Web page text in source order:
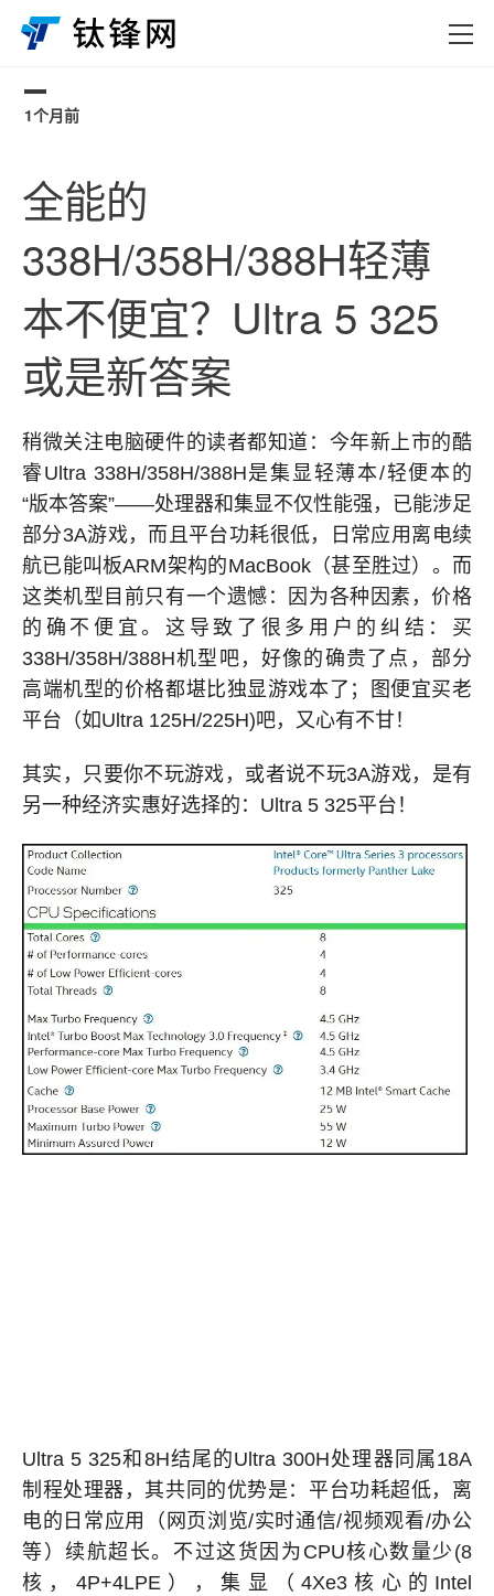
1个月前
全能的
338H/358H/388H轻薄
本不便宜？Ultra 5 325
或是新答案
稍微关注电脑硬件的读者都知道：今年新上市的酷
睿Ultra 338H/358H/388H是集显轻薄本/轻便本的
“版本答案”——处理器和集显不仅性能强，已能涉足
部分3A游戏，而且平台功耗很低，日常应用离电续
航已能叫板ARM架构的MacBook（甚至胜过）。而
这类机型目前只有一个遗憾：因为各种因素，价格
的确不便宜。这导致了很多用户的纠结：买
338H/358H/388H机型吧，好像的确贵了点，部分
高端机型的价格都堪比独显游戏本了；图便宜买老
平台（如Ultra 125H/225H)吧，又心有不甘！
其实，只要你不玩游戏，或者说不玩3A游戏，是有
另一种经济实惠好选择的：Ultra 5 325平台！
Ultra 5 325和8H结尾的Ultra 300H处理器同属18A
制程处理器，其共同的优势是：平台功耗超低，离
电的日常应用（网页浏览/实时通信/视频观看/办公
等）续航超长。不过这货因为CPU核心数量少(8
核，4P+4LPE），集显（4Xe3核心的Intel